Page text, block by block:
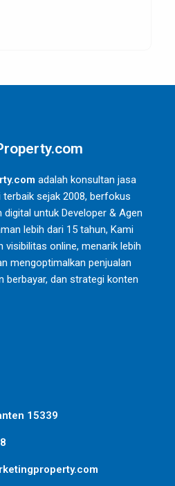
adalah konsultan jasa
sejak 2008, berfokus
untuk Developer & Agen
lebih dari 15 tahun, Kami
visibilitas online, menarik lebih
mengoptimalkan penjualan
berbayar, dan strategi konten
15339